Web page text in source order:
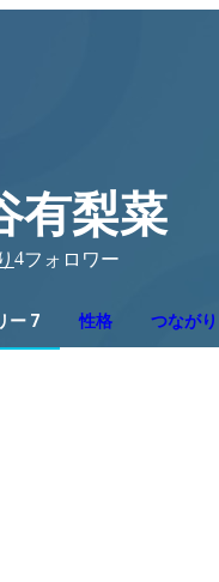
有梨菜
4フォロワー
ー 7 性格 つながり